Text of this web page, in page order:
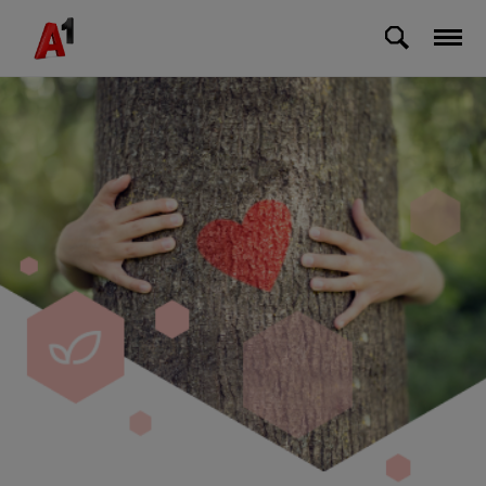
Skip to Main Content